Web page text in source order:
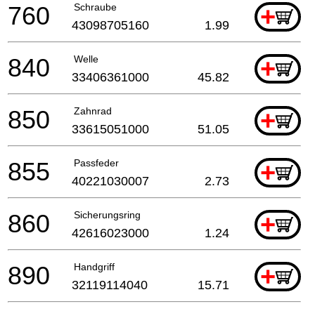
Schraube +
760 43098705160 1.99
Welle +
840 33406361000 45.82
Zahnrad +
850 33615051000 51.05
Passfeder +
855 40221030007 2.73
Sicherungsring +
860 42616023000 1.24
Handgriff +
890 32119114040 15.71